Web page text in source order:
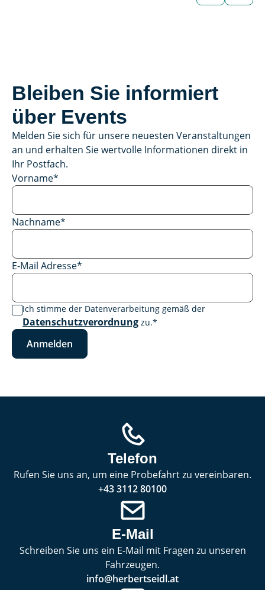
Bleiben Sie informiert
über Events
Melden Sie sich für unsere neuesten Veranstaltungen
an und erhalten Sie wertvolle Informationen direkt in
Ihr Postfach.
Vorname*
Nachname*
E-Mail Adresse*
Ich stimme der Datenverarbeitung gemäß der
Datenschutzverordnung zu.*
Anmelden
Telefon
Rufen Sie uns an, um eine Probefahrt zu vereinbaren.
+43 3112 80100
E-Mail
Schreiben Sie uns ein E-Mail mit Fragen zu unseren
Fahrzeugen.
info@herbertseidl.at